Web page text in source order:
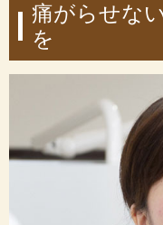
痛がらせな
を